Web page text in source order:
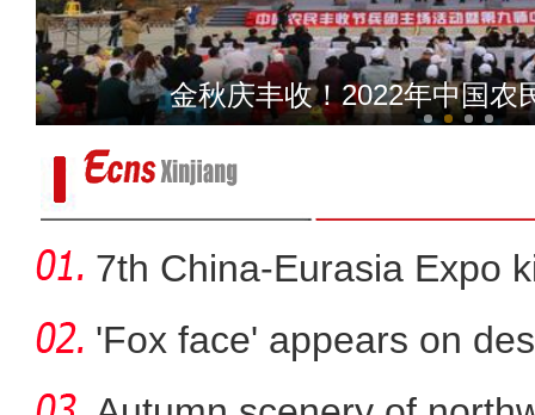
新疆雨后雅丹 五道垭景区
金秋庆丰收！2022年中国农
7th China-Eurasia Expo
'Fox face' appears on